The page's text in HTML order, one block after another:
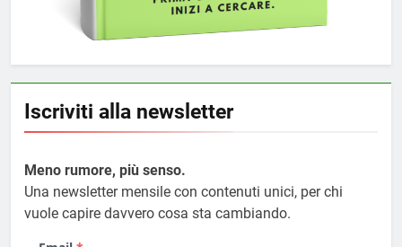
Iscriviti alla newsletter
Meno rumore, più senso.
Una newsletter mensile con contenuti unici, per chi
vuole capire davvero cosa sta cambiando.